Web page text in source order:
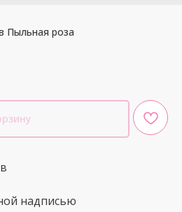
Пыльная роза
надписью